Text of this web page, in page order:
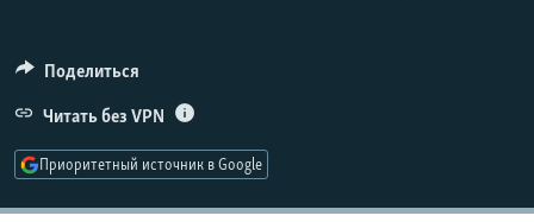
ПОДПИШИТЕСЬ НА РАССЫЛКУ
СОЦИАЛЬНЫЕ СЕТИ
Поделиться
Читать без VPN
Приоритетный источник в Google